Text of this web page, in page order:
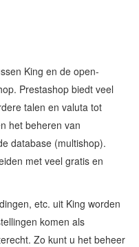
King en de open-
Prestashop biedt veel
talen en valuta tot
het beheren van
database (multishop).
met veel gratis en
etc. uit King worden
komen als
Zo kunt u het beheer